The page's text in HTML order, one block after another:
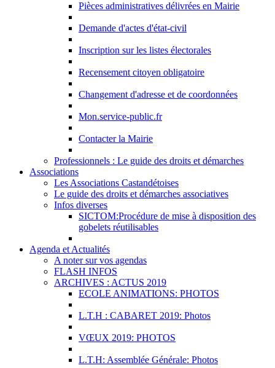
Pièces administratives délivrées en Mairie
Demande d'actes d'état-civil
Inscription sur les listes électorales
Recensement citoyen obligatoire
Changement d'adresse et de coordonnées
Mon.service-public.fr
Contacter la Mairie
Professionnels : Le guide des droits et démarches
Associations
Les Associations Castandétoises
Le guide des droits et démarches associatives
Infos diverses
SICTOM:Procédure de mise à disposition des
gobelets réutilisables
Agenda et Actualités
A noter sur vos agendas
FLASH INFOS
ARCHIVES : ACTUS 2019
ECOLE ANIMATIONS: PHOTOS
L.T.H : CABARET 2019: Photos
VŒUX 2019: PHOTOS
L.T.H: Assemblée Générale: Photos